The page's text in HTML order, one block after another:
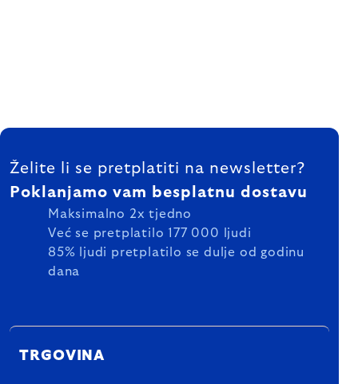
FOOTER
Želite li se pretplatiti na newsletter?
Poklanjamo vam besplatnu dostavu
Maksimalno 2x tjedno
Već se pretplatilo 177 000 ljudi
85% ljudi pretplatilo se dulje od godinu
dana
TRGOVINA